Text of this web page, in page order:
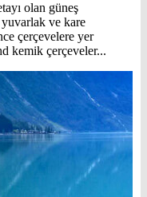
olan güneş
ve kare
çerçevelere yer
kemik çerçeveler...